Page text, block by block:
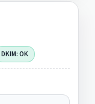
DKIM: OK